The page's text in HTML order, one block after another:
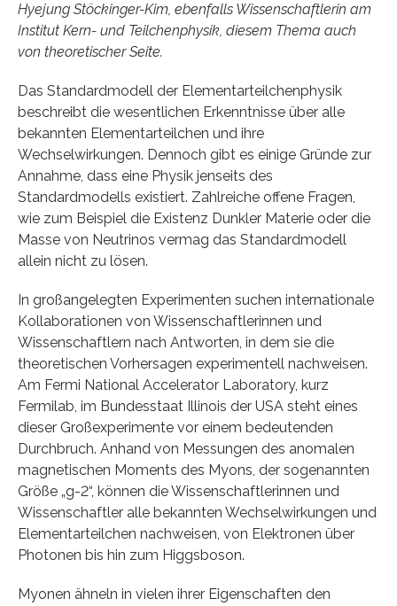
Hyejung Stöckinger-Kim, ebenfalls Wissenschaftlerin am
Institut Kern- und Teilchenphysik, diesem Thema auch
von theoretischer Seite.
Das Standardmodell der Elementarteilchenphysik
beschreibt die wesentlichen Erkenntnisse über alle
bekannten Elementarteilchen und ihre
Wechselwirkungen. Dennoch gibt es einige Gründe zur
Annahme, dass eine Physik jenseits des
Standardmodells existiert. Zahlreiche offene Fragen,
wie zum Beispiel die Existenz Dunkler Materie oder die
Masse von Neutrinos vermag das Standardmodell
allein nicht zu lösen.
In großangelegten Experimenten suchen internationale
Kollaborationen von Wissenschaftlerinnen und
Wissenschaftlern nach Antworten, in dem sie die
theoretischen Vorhersagen experimentell nachweisen.
Am Fermi National Accelerator Laboratory, kurz
Fermilab, im Bundesstaat Illinois der USA steht eines
dieser Großexperimente vor einem bedeutenden
Durchbruch. Anhand von Messungen des anomalen
magnetischen Moments des Myons, der sogenannten
Größe „g-2“, können die Wissenschaftlerinnen und
Wissenschaftler alle bekannten Wechselwirkungen und
Elementarteilchen nachweisen, von Elektronen über
Photonen bis hin zum Higgsboson.
Myonen ähneln in vielen ihrer Eigenschaften den